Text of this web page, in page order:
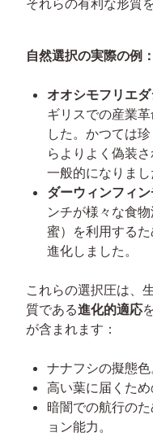
それらの有利な形質
自然選択の実際の例：
オオシモフリエ
ギリスでの産業
した。かつては
らよりよく偽装
一般的になりまし
ダーウィンフィン
ンチが様々な食
蜜）を利用する
進化しました。
これらの選択圧は、
質である進化的適応
が含まれます：
ナナフシの擬態色
高い葉に届くため
暗闇での航行の
ョン能力。